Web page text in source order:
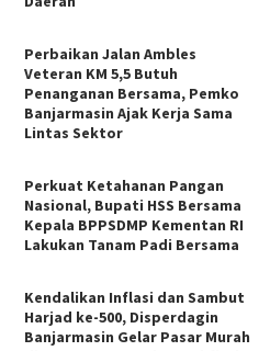
Perbaikan Jalan Ambles
Veteran KM 5,5 Butuh
Penanganan Bersama, Pemko
Banjarmasin Ajak Kerja Sama
Lintas Sektor
Perkuat Ketahanan Pangan
Nasional, Bupati HSS Bersama
Kepala BPPSDMP Kementan RI
Lakukan Tanam Padi Bersama
Kendalikan Inflasi dan Sambut
Harjad ke-500, Disperdagin
Banjarmasin Gelar Pasar Murah